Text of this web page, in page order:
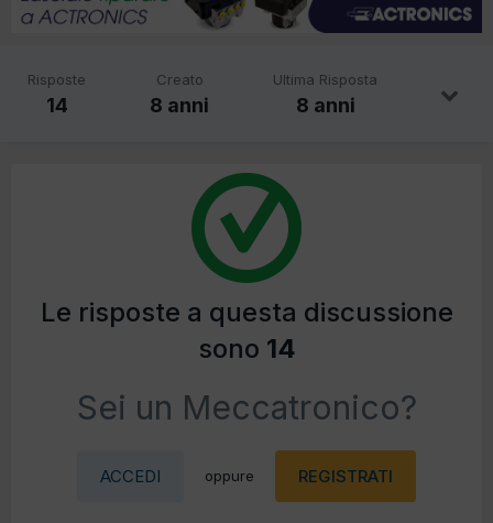
Risposte
14
Creato
8 anni
Ultima Risposta
8 anni
Le risposte a questa discussione
sono 14
Sei un Meccatronico?
ACCEDI oppure REGISTRATI